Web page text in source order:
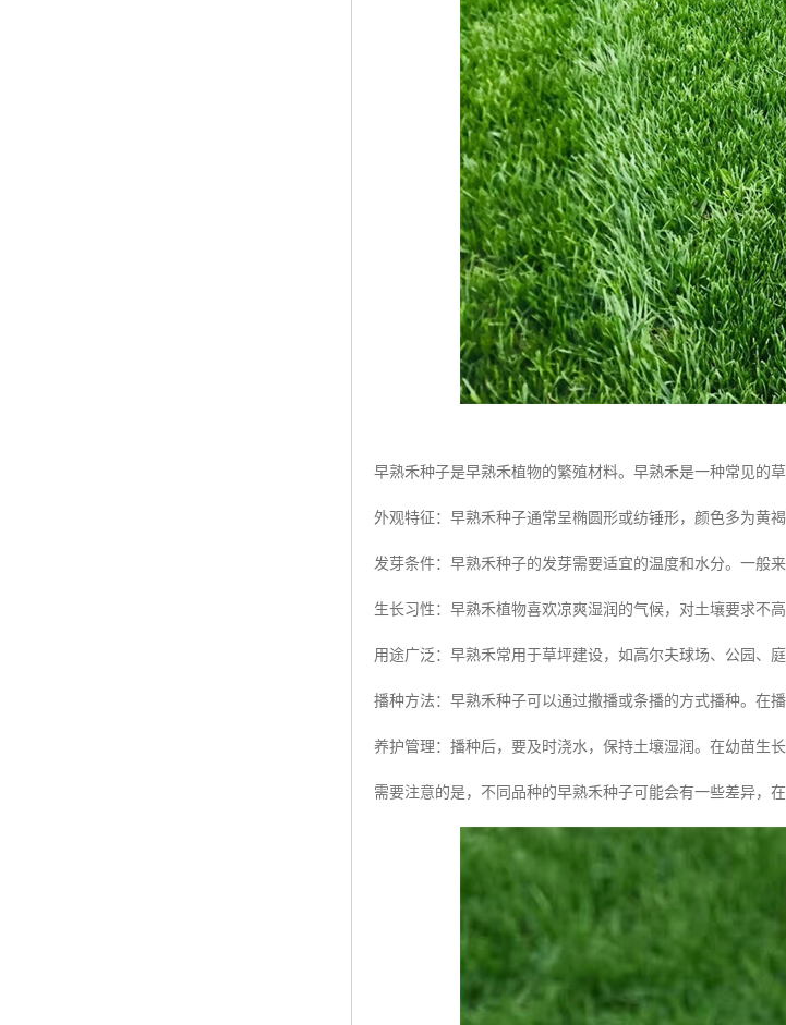
早熟禾种子是早熟禾植物的繁殖材料。早熟禾是一种常见的
外观特征：早熟禾种子通常呈椭圆形或纺锤形，颜色多为黄
发芽条件：早熟禾种子的发芽需要适宜的温度和水分。一般
生长习性：早熟禾植物喜欢凉爽湿润的气候，对土壤要求不
用途广泛：早熟禾常用于草坪建设，如高尔夫球场、公园、
播种方法：早熟禾种子可以通过撒播或条播的方式播种。在
养护管理：播种后，要及时浇水，保持土壤湿润。在幼苗生
需要注意的是，不同品种的早熟禾种子可能会有一些差异，